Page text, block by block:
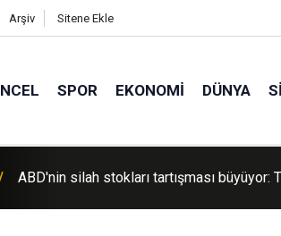
Arşiv Sitene Ekle
SPOR EKONOMI DÜNYA
Türkiye, Suudi Arabistan ve Pakistan ortak
imzalayacak